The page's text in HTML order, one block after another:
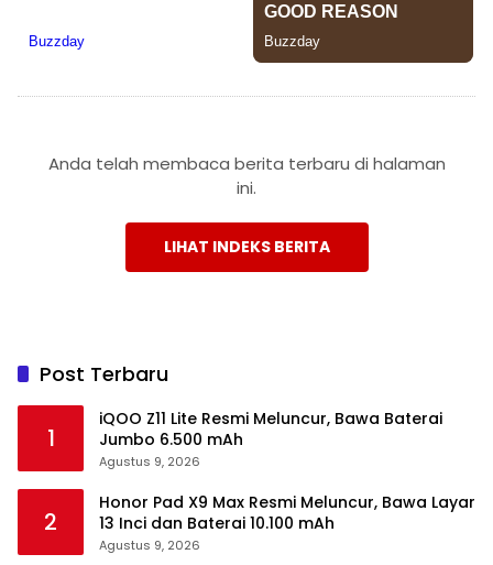
Anda telah membaca berita terbaru di halaman
ini.
LIHAT INDEKS BERITA
Post Terbaru
1
iQOO Z11 Lite Resmi Meluncur, Bawa Baterai
Jumbo 6.500 mAh
Agustus 9, 2026
2
Honor Pad X9 Max Resmi Meluncur, Bawa Layar
13 Inci dan Baterai 10.100 mAh
Agustus 9, 2026